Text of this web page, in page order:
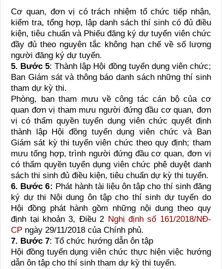
Cơ quan, đơn vị có trách nhiệm tổ chức tiếp nhận,
kiểm tra, tổng hợp, lập danh sách thí sinh có đủ điều
kiện, tiêu chuẩn và Phiếu đăng ký dự tuyển viên chức
đầy đủ theo nguyên tắc không hạn chế về số lượng
người đăng ký dự tuyển.
5. Bước 5: Thành lập Hội đồng tuyển dụng viên chức;
Ban Giám sát và thông báo danh sách những thí sinh
tham dự kỳ thi.
Phòng, ban tham mưu về công tác cán bộ của cơ
quan đơn vị tham mưu người đứng đầu cơ quan, đơn
vị có thẩm quyền tuyển dụng viên chức quyết định
thành lập Hội đồng tuyển dụng viên chức và Ban
Giám sát kỳ thi tuyển viên chức theo quy định; tham
mưu tổng hợp, trình người đứng đầu cơ quan, đơn vị
có thẩm quyền tuyển dụng viên chức phê duyệt danh
sách thi sinh đủ điều kiện, tiêu chuẩn dự kỳ thi tuyển.
6. Bước 6: Phát hành tài liệu ôn tập cho thí sinh đăng
ký dự thi Nội dung ôn tập cho thí sinh dự tuyển do
Hội đồng phát hành gồm những nội dung theo quy
định tại khoản 3, Điều 2 Nghị định số 161/2018/NĐ-
CP ngày 29/11/2018 của Chính phủ.
7. Bước 7: Tổ chức hướng dẫn ôn tập
Hội đồng tuyển dụng viên chức thực hiện việc hướng
dẫn ôn tập cho thí sinh tham dự kỳ thi tuyển.